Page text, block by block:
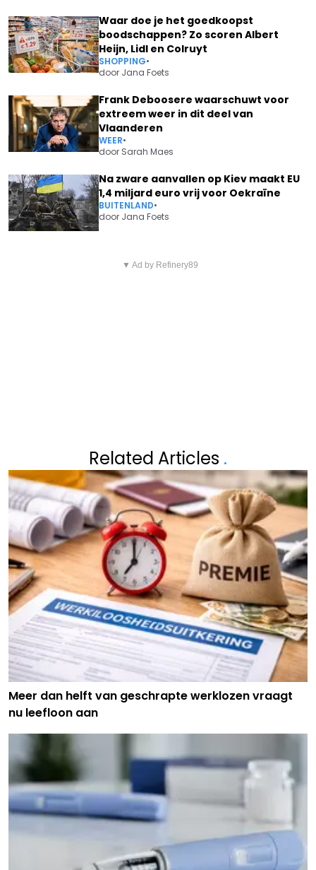
Waar doe je het goedkoopst
boodschappen? Zo scoren Albert
Heijn, Lidl en Colruyt
SHOPPING•
door Jana Foets
Frank Deboosere waarschuwt voor
extreem weer in dit deel van
Vlaanderen
WEER•
door Sarah Maes
Na zware aanvallen op Kiev maakt EU
1,4 miljard euro vrij voor Oekraïne
BUITENLAND•
door Jana Foets
DRAAG JIJ OOK SHEIN? DIT IS
▼ Ad by Refinery89
Related Articles .
Meer dan helft van geschrapte werklozen vraagt
nu leefloon aan